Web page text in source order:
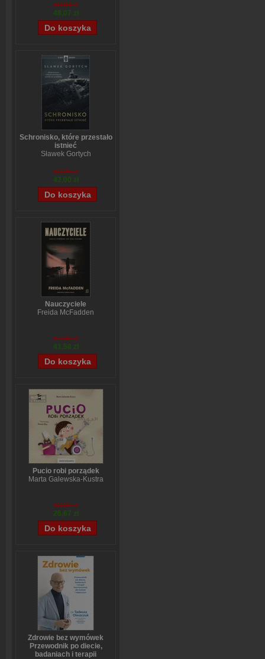
59,84 zł
48,07 zł
Schronisko, które przestało
istnieć
Sławek Gortych
52,25 zł
42,00 zł
Nauczyciele
Freida McFadden
54,39 zł
41,58 zł
Pucio robi porządek
Marta Galewska-Kustra
33,09 zł
26,67 zł
Zdrowie bez wymówek
Przewodnik po diecie,
badaniach i terapii